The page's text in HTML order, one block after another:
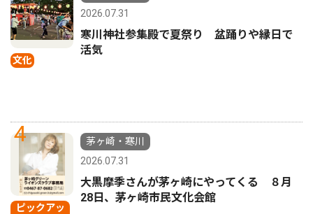
文化
2026.07.31
寒川神社参集殿で夏祭り 盆踊りや縁日で
活気
4
ピックアッ
茅ヶ崎・寒川
2026.07.31
大黒摩季さんが茅ヶ崎にやってくる ８月
28日、茅ヶ崎市民文化会館